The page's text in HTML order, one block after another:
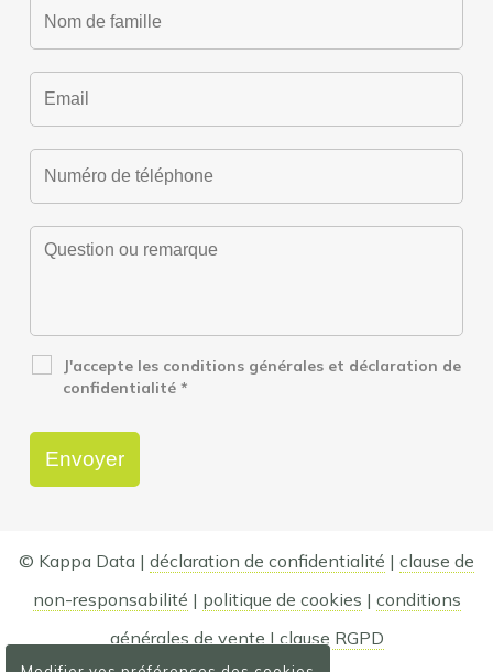
J'accepte les conditions générales et déclaration de
confidentialité *
© Kappa Data | déclaration de confidentialité | clause de
non-responsabilité | politique de cookies | conditions
générales de vente | clause RGPD